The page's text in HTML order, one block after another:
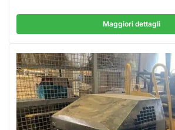
Maggiori dettagli